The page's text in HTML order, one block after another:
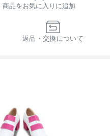
商品をお気に入りに追加
返品・交換について